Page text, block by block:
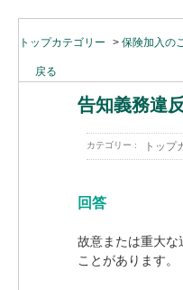
トップカテゴリー > 保険加入の
戻る
告知義務違
カテゴリー : トップ
回答
故意または重大な
ことがあります。